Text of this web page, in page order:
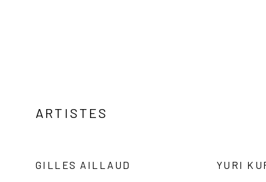
ARTISTES
GILLES AILLAUD YURI